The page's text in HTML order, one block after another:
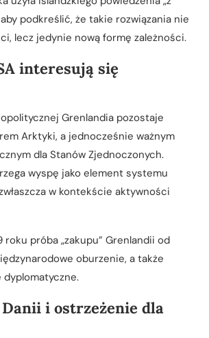
aby podkreślić, że takie rozwiązania nie
lecz jedynie nową formę zależności.
interesują się
Grenlandia pozostaje
Arktyki, a jednocześnie ważnym
dla Stanów Zjednoczonych.
wyspę jako element systemu
w kontekście aktywności
roku próba „zakupu” Grenlandii od
oburzenie, a także
dyplomatyczne.
i ostrzeżenie dla